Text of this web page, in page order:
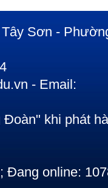
Sơn -
- Email:
khi phát
Đang online: